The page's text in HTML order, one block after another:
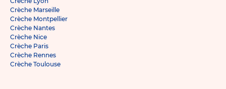
Crèche Marseille
Crèche Montpellier
Crèche Nantes
Crèche Nice
Crèche Paris
Crèche Rennes
Crèche Toulouse